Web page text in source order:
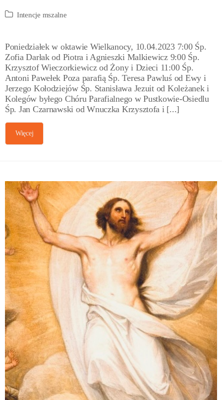
Intencje mszalne
Poniedziałek w oktawie Wielkanocy, 10.04.2023 7:00 Śp.
Zofia Darłak od Piotra i Agnieszki Malkiewicz 9:00 Śp.
Krzysztof Wieczorkiewicz od Żony i Dzieci 11:00 Śp.
Antoni Pawełek Poza parafią Śp. Teresa Pawluś od Ewy i
Jerzego Kołodziejów Śp. Stanisława Jezuit od Koleżanek i
Kolegów byłego Chóru Parafialnego w Pustkowie-Osiedlu
Śp. Jan Czarnawski od Wnuczka Krzysztofa i [...]
Więcej